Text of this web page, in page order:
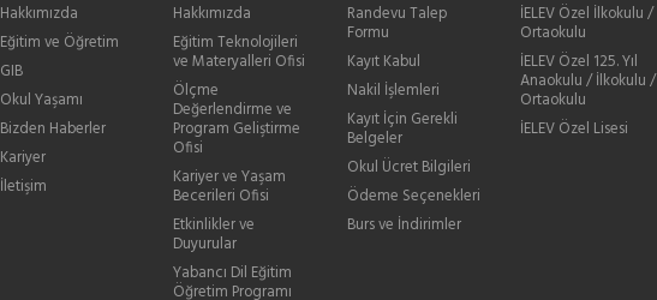
Hakkımızda
Eğitim ve Öğretim
GIB
Okul Yaşamı
Bizden Haberler
Kariyer
İletişim
Hakkımızda
Eğitim Teknolojileri
ve Materyalleri Ofisi
Ölçme
Değerlendirme ve
Program Geliştirme
Ofisi
Kariyer ve Yaşam
Becerileri Ofisi
Etkinlikler ve
Duyurular
Yabancı Dil Eğitim
Öğretim Programı
Randevu Talep
Formu
Kayıt Kabul
Nakil İşlemleri
Kayıt İçin Gerekli
Belgeler
Okul Ücret Bilgileri
Ödeme Seçenekleri
Burs ve İndirimler
İELEV Özel İlkokulu /
Ortaokulu
İELEV Özel 125. Yıl
Anaokulu / İlkokulu /
Ortaokulu
İELEV Özel Lisesi